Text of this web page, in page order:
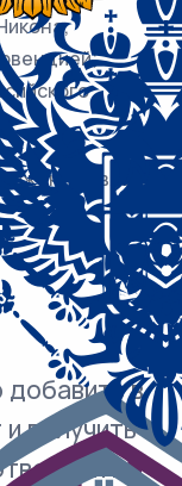
связано
в
получить
и